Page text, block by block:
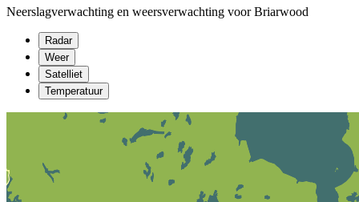
Neerslagverwachting en weersverwachting voor Briarwood
Radar
Weer
Satelliet
Temperatuur